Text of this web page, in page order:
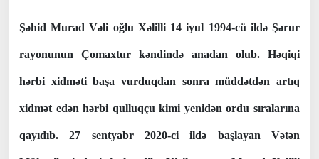
Şəhid Murad Vəli oğlu Xəlilli 14 iyul 1994-cü ildə Şərur
rayonunun Çomaxtur kəndində anadan olub. Həqiqi
hərbi xidməti başa vurduqdan sonra müddətdən artıq
xidmət edən hərbi qulluqçu kimi yenidən ordu sıralarına
qayıdıb. 27 sentyabr 2020-ci ildə başlayan Vətən